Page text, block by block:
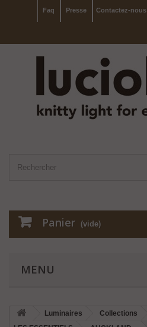
Contactez-nous
Presse
Faq
Panier (vide)
MENU
Luminaires Collections